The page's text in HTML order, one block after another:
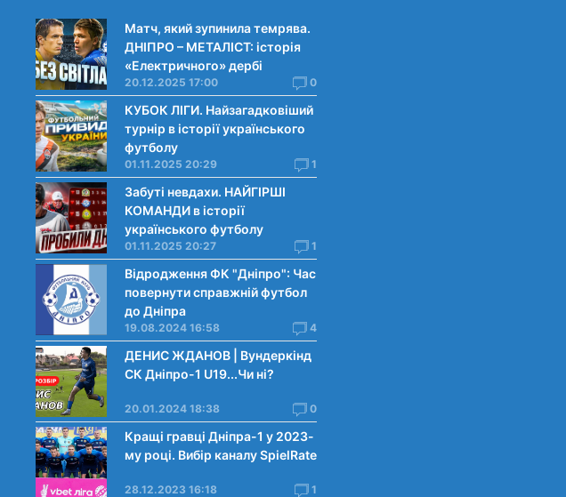
Матч, який зупинила темрява.
ДНІПРО – МЕТАЛІСТ: історія
«Електричного» дербі
20.12.2025 17:00 0
КУБОК ЛІГИ. Найзагадковіший
турнір в історії українського
футболу
01.11.2025 20:29 1
Забуті невдахи. НАЙГІРШІ
КОМАНДИ в історії
українського футболу
01.11.2025 20:27 1
Відродження ФК "Дніпро": Час
повернути справжній футбол
до Дніпра
19.08.2024 16:58 4
ДЕНИС ЖДАНОВ | Вундеркінд
СК Дніпро-1 U19...Чи нi?
20.01.2024 18:38 0
Кращі гравці Дніпра-1 у 2023-
му році. Вибiр каналу SpielRate
28.12.2023 16:18 1